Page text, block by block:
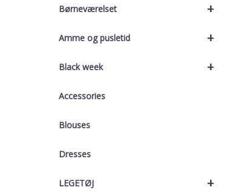
+
Børneværelset
+
Amme og pusletid
+
Black week
Accessories
Blouses
Dresses
+
LEGETØJ